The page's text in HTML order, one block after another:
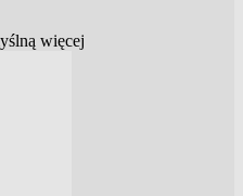
więcej